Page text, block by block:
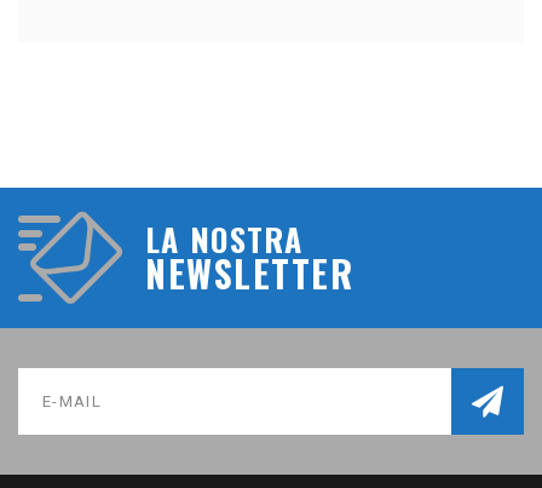
LA NOSTRA
NEWSLETTER